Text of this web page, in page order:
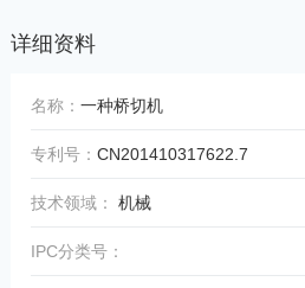
详细资料
名称：一种桥切机
专利号：CN201410317622.7
技术领域： 机械
IPC分类号：